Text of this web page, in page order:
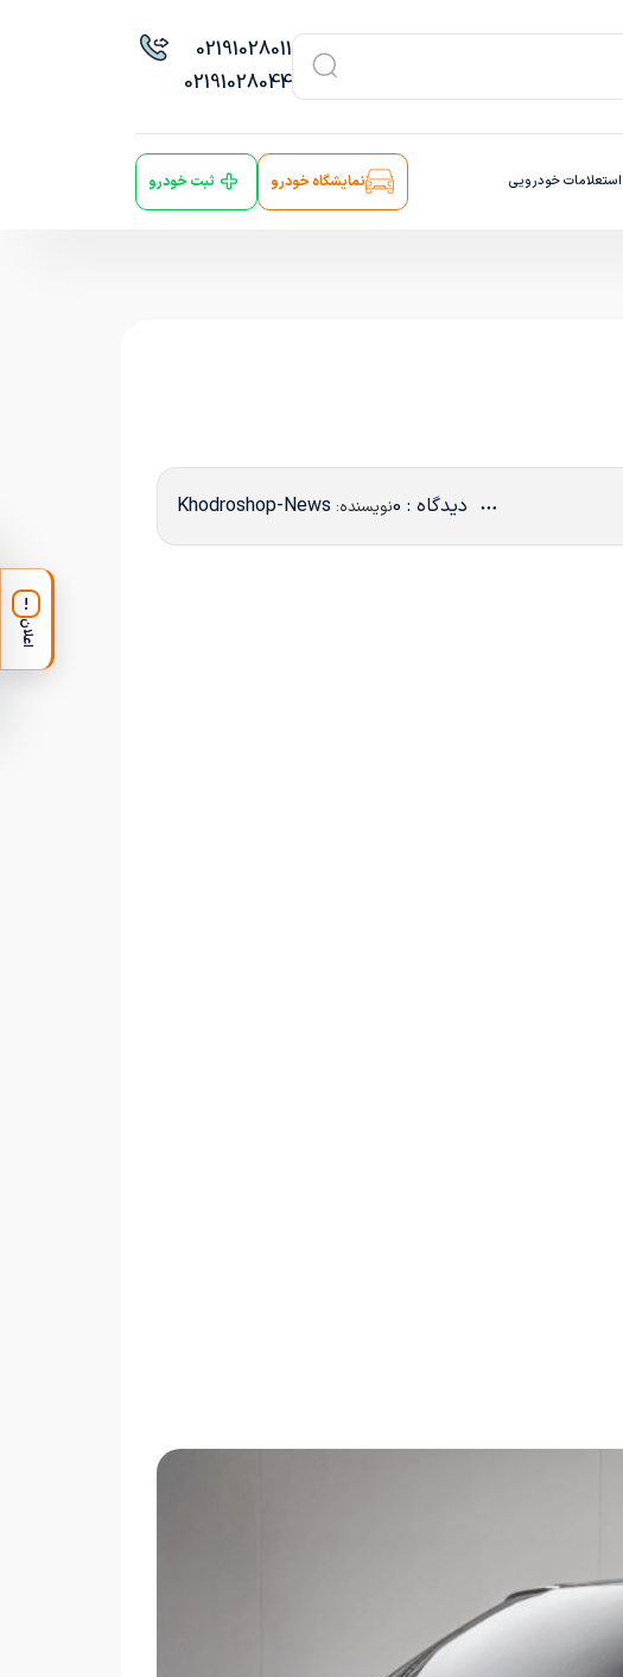
02191028011
02191028044
استعلامات خودرویی نمایشگاه خودرو ثبت خودرو
دیدگاه : 0 نویسنده: Khodroshop-News
!
اعلان